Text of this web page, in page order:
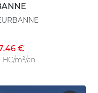
€
HC/m²/an